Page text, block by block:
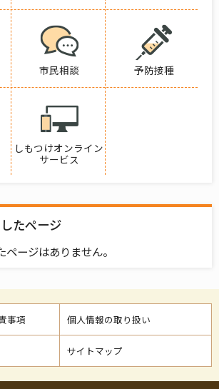
市民相談 予防接種
しもつけオンライン
サービス
たページ
ージはありません。
事項 個人情報の取り扱い
サイトマップ